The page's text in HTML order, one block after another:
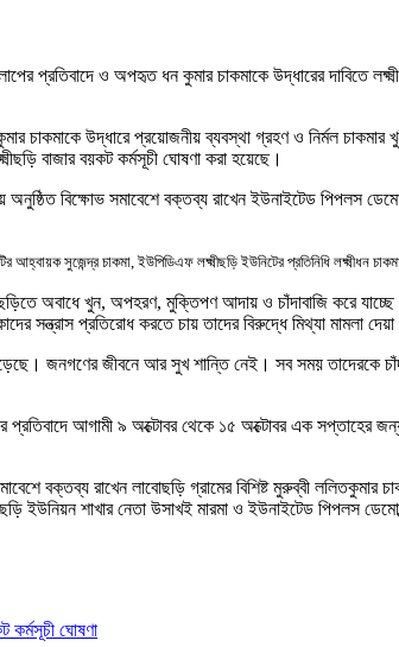
প্রতিবাদে ও অপহৃত ধন কুমার চাকমাকে উদ্ধারের দাবিতে
চাকমাকে উদ্ধারে প্রয়োজনীয় ব্যবস্থা গ্রহণ ও নির্মল চাকমার
বাজার বয়কট কর্মসূচী ঘোষণা করা হয়েছে।
অনুষ্ঠিত বিক্ষোভ সমাবেশে বক্তব্য রাখেন ইউনাইটেড
আহ্বায়ক সুজেন্দ্র চাকমা ,ইউপিডিএফ লক্ষ্মীছড়ি ইউনিটের প্রতিনিধি লক্ষ্মীধন
অবাধে খুন, অপহরণ, মুক্তিপণ আদায় ও চাঁদাবাজি করে
সন্ত্রাস প্রতিরোধ করতে চায় তাদের বিরুদ্ধে মিথ্যা মামলা দেয়া
জনগণের জীবনে আর সুখ শান্তি নেই। সব সময় তাদেরকে
প্রতিবাদে আগামী ৯ অক্টোবর থেকে ১৫ অক্টোবর এক সপ্তাহের
বক্তব্য রাখেন লাবোছড়ি গ্রামের বিশিষ্ট মুরুব্বী ললিতকুমার
ইউনিয়ন শাখার নেতা উসাখই মারমা ও ইউনাইটেড পিপলস
কর্মসূচী ঘোষণা